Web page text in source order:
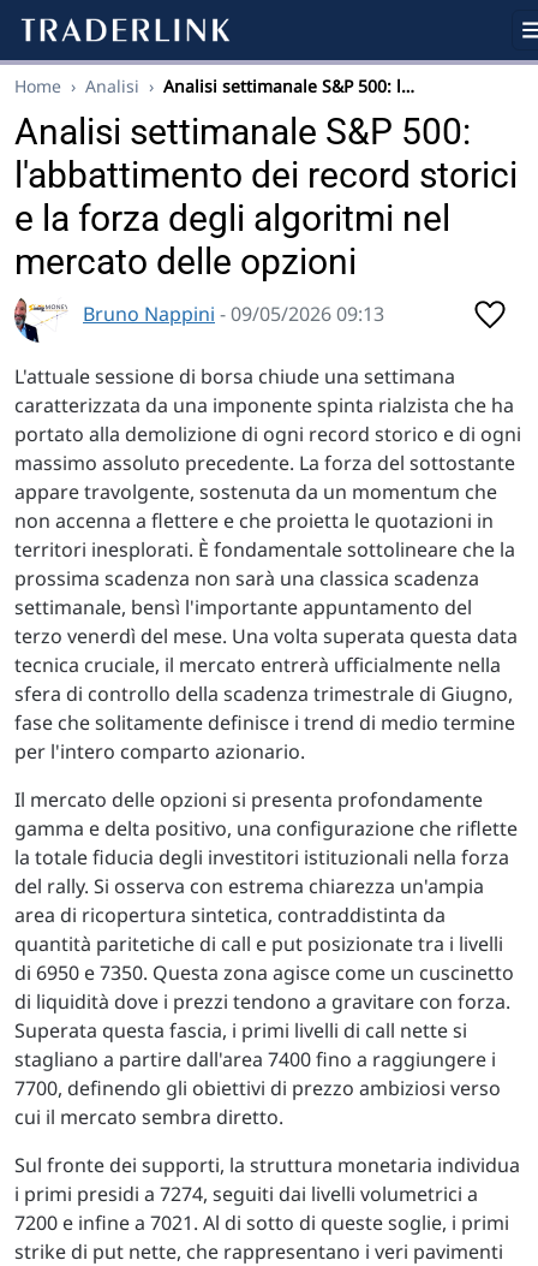
Home › Analisi › Analisi settimanale S&P 500: l…
Analisi settimanale S&P 500:
l'abbattimento dei record storici
e la forza degli algoritmi nel
mercato delle opzioni
Bruno Nappini - 09/05/2026 09:13
L'attuale sessione di borsa chiude una settimana
caratterizzata da una imponente spinta rialzista che ha
portato alla demolizione di ogni record storico e di ogni
massimo assoluto precedente. La forza del sottostante
appare travolgente, sostenuta da un momentum che
non accenna a flettere e che proietta le quotazioni in
territori inesplorati. È fondamentale sottolineare che la
prossima scadenza non sarà una classica scadenza
settimanale, bensì l'importante appuntamento del
terzo venerdì del mese. Una volta superata questa data
tecnica cruciale, il mercato entrerà ufficialmente nella
sfera di controllo della scadenza trimestrale di Giugno,
fase che solitamente definisce i trend di medio termine
per l'intero comparto azionario.
Il mercato delle opzioni si presenta profondamente
gamma e delta positivo, una configurazione che riflette
la totale fiducia degli investitori istituzionali nella forza
del rally. Si osserva con estrema chiarezza un'ampia
area di ricopertura sintetica, contraddistinta da
quantità paritetiche di call e put posizionate tra i livelli
di 6950 e 7350. Questa zona agisce come un cuscinetto
di liquidità dove i prezzi tendono a gravitare con forza.
Superata questa fascia, i primi livelli di call nette si
stagliano a partire dall'area 7400 fino a raggiungere i
7700, definendo gli obiettivi di prezzo ambiziosi verso
cui il mercato sembra diretto.
Sul fronte dei supporti, la struttura monetaria individua
i primi presidi a 7274, seguiti dai livelli volumetrici a
7200 e infine a 7021. Al di sotto di queste soglie, i primi
strike di put nette, che rappresentano i veri pavimenti